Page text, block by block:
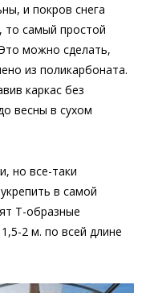
и покров снега
то самый простой
можно сделать,
из поликарбоната.
каркас без
весны в сухом
но все-таки
в самой
Т-образные
2 м. по всей длине